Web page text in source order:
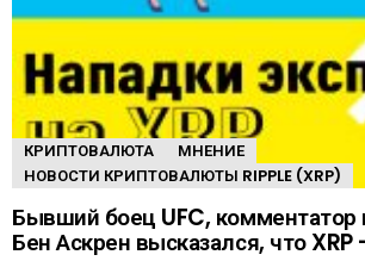
КРИПТОВАЛЮТА
МНЕНИЕ
НОВОСТИ КРИПТОВАЛЮТЫ RIPPLE (XRP)
Бывший боец UFC,
Бен Аскрен высказался, что